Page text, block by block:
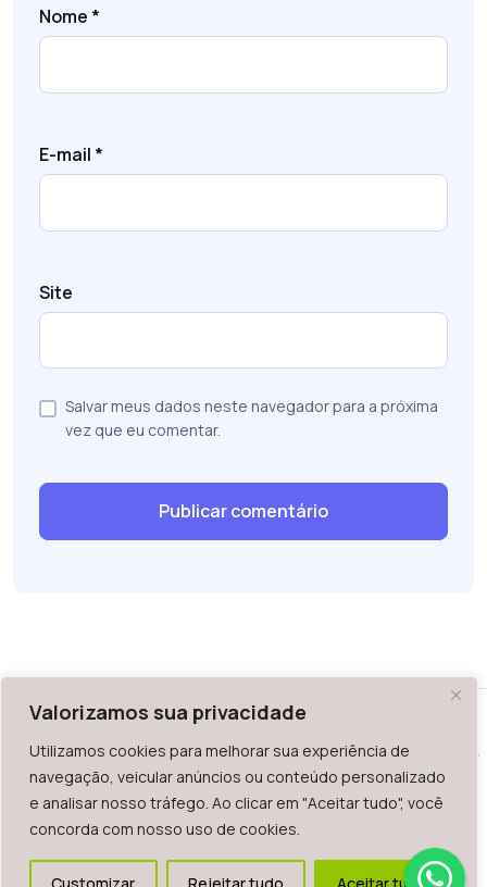
Valorizamos sua privacidade
Utilizamos cookies para melhorar sua experiência de
navegação, veicular anúncios ou conteúdo personalizado
e analisar nosso tráfego. Ao clicar em "Aceitar tudo", você
concorda com nosso uso de cookies.
Nome *
E-mail *
Site
Salvar meus dados neste navegador para a próxima
vez que eu comentar.
WAZ - Av. do Contorno 2939, lojas 1 a 7, Belo Horizonte, MG -
Brasil. CEP: 30.110-013
Telefone: +55 (31) 2126-6666 | CNPJ: 06.036.939/0001-92
2023.
Todos os direitos reservados. É vetada a reprodução, total